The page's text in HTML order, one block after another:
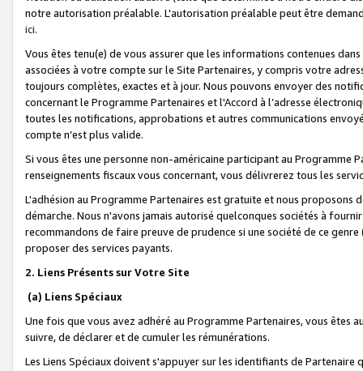
notre autorisation préalable. L'autorisation préalable peut être
ici.
Vous êtes tenu(e) de vous assurer que les informations contenues
associées à votre compte sur le Site Partenaires, y compris votre
toujours complètes, exactes et à jour. Nous pouvons envoyer des
concernant le Programme Partenaires et l'Accord à l’adresse
toutes les notifications, approbations et autres communications
compte n’est plus valide.
Si vous êtes une personne non-américaine participant au
renseignements fiscaux vous concernant, vous délivrerez tous les
L'adhésion au Programme Partenaires est gratuite et nous proposons
démarche. Nous n'avons jamais autorisé quelconques sociétés à
recommandons de faire preuve de prudence si une société de ce
proposer des services payants.
2. Liens Présents sur Votre Site
(a) Liens Spéciaux
Une fois que vous avez adhéré au Programme Partenaires, vous êtes
suivre, de déclarer et de cumuler les rémunérations.
Les Liens Spéciaux doivent s'appuyer sur les identifiants de Partenaire